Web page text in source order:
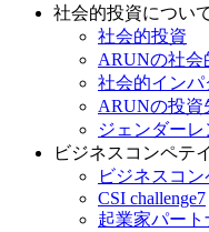
社会的投資につい
社会的投資
ARUNの社会
社会的インパ
ARUNの投資
ジェンダー
ビジネスコンペテ
ビジネスコ
CSI challenge7
起業家パート